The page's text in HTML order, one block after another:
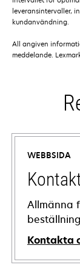
leveransintervaller,
kundanvändning.
All angiven
meddelande.
WEBBSIDA
Allmänna
Kontakta